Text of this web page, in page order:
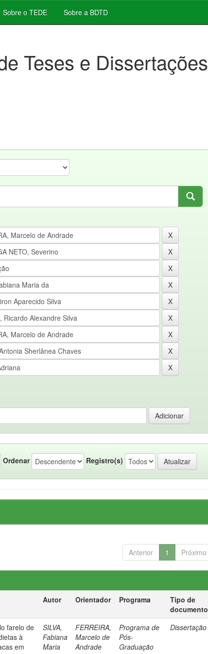
Sobre o TEDE Sobre a BDTD
Teses e Dissertações
Ordenar Registro(s)
Anterior 1 Próximo
Autor Orientador Programa
Tipo de
documento
farelo de
à
em
SILVA,
Fabiana
Maria
FERREIRA,
Marcelo de
Andrade
Programa de
Pós-
Graduação
Dissertação